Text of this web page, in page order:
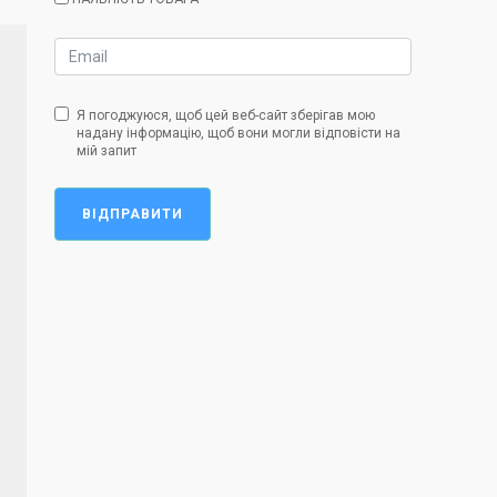
Я погоджуюся, щоб цей веб-сайт зберігав мою
надану інформацію, щоб вони могли відповісти на
мій запит
ВІДПРАВИТИ